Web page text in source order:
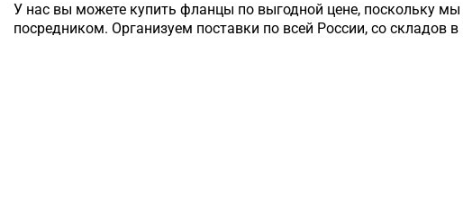
У нас вы можете купить фланцы по выгодной цене, поскольку
посредником. Организуем поставки по всей России, со складов